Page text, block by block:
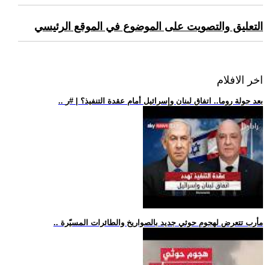
التعليق والتصويت على الموضوع في الموقع الرئيسي
اخر الافلام
.. بعد جولة روما.. اتفاق لبنان وإسرائيل أمام عقدة التنفيذ؟ | #ر
.. مأرب تتعرض لهجوم حوثي جديد بالصواريخ والطائرات المسيّرة